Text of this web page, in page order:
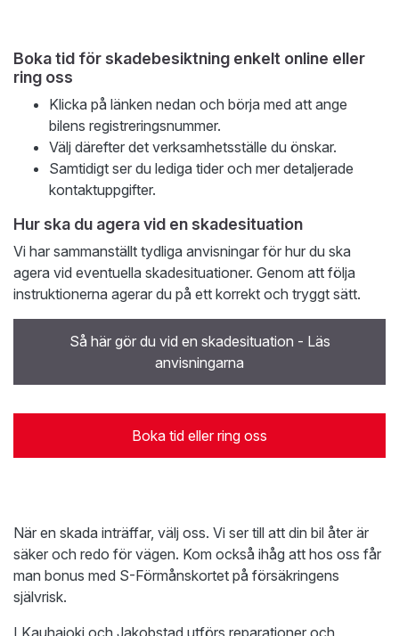
Boka tid för skadebesiktning enkelt online eller
ring oss
Klicka på länken nedan och börja med att ange
bilens registreringsnummer.
Välj därefter det verksamhetsställe du önskar.
Samtidigt ser du lediga tider och mer detaljerade
kontaktuppgifter.
Hur ska du agera vid en skadesituation
Vi har sammanställt tydliga anvisningar för hur du ska
agera vid eventuella skadesituationer. Genom att följa
instruktionerna agerar du på ett korrekt och tryggt sätt.
Så här gör du vid en skadesituation - Läs
anvisningarna
Boka tid eller ring oss
När en skada inträffar, välj oss. Vi ser till att din bil åter är
säker och redo för vägen. Kom också ihåg att hos oss får
man bonus med S-Förmånskortet på försäkringens
självrisk.
I Kauhajoki och Jakobstad utförs reparationer och